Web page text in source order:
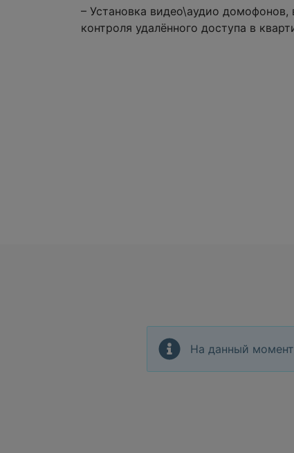
– Установка видео\аудио
контроля удалённого доступа в
На данный